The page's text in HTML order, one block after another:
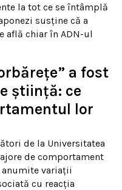
la tot ce se întâmplă
susține că a
află chiar în ADN-ul
a fost
știință: ce
lor
de la Universitatea
de comportament
variații
cu reacția